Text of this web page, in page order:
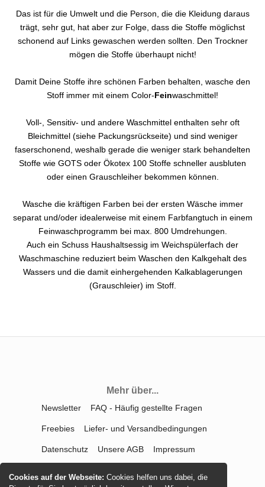
Cookies auf der Webseite:Cookies helfen uns dabei, die
Das ist für die Umwelt und die Person, die die Kleidung daraus
trägt, sehr gut, hat aber zur Folge, dass die Stoffe möglichst
schonend auf Links gewaschen werden sollten. Den Trockner
mögen die Stoffe überhaupt nicht!
Damit Deine Stoffe ihre schönen Farben behalten, wasche den
Stoff immer mit einem Color-Feinwaschmittel!
Voll-, Sensitiv- und andere Waschmittel enthalten sehr oft
Bleichmittel (siehe Packungsrückseite) und sind weniger
faserschonend, weshalb gerade die weniger stark behandelten
Stoffe wie GOTS oder Ökotex 100 Stoffe schneller ausbluten
oder einen Grauschleiher bekommen können.
Wasche die kräftigen Farben bei der ersten Wäsche immer
separat und/oder idealerweise mit einem Farbfangtuch in einem
Feinwaschprogramm bei max. 800 Umdrehungen.
Auch ein Schuss Haushaltsessig im Weichspülerfach der
Waschmaschine reduziert beim Waschen den Kalkgehalt des
Wassers und die damit einhergehenden Kalkablagerungen
(Grauschleier) im Stoff.
Mehr über...
Newsletter FAQ - Häufig gestellte Fragen
Freebies Liefer- und Versandbedingungen
Datenschutz Unsere AGB Impressum